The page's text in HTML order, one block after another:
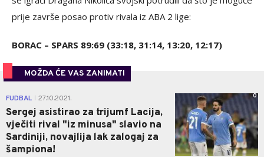
prije završe posao protiv rivala iz ABA 2 lige:
BORAC – SPARS 89:69 (33:18, 31:14, 13:20, 12:17)
MOŽDA ĆE VAS ZANIMATI
FUDBAL 27.10.2021.
Sergej asistirao za trijumf Lacija,
vječiti rival "iz minusa" slavio na
Sardiniji, novajlija lak zalogaj za
šampiona!
0